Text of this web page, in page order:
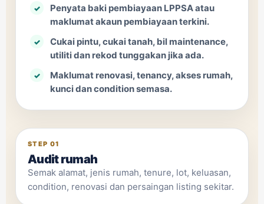
Penyata baki pembiayaan LPPSA atau
maklumat akaun pembiayaan terkini.
Cukai pintu, cukai tanah, bil maintenance,
utiliti dan rekod tunggakan jika ada.
Maklumat renovasi, tenancy, akses rumah,
kunci dan condition semasa.
STEP 01
Audit rumah
Semak alamat, jenis rumah, tenure, lot, keluasan,
condition, renovasi dan persaingan listing sekitar.